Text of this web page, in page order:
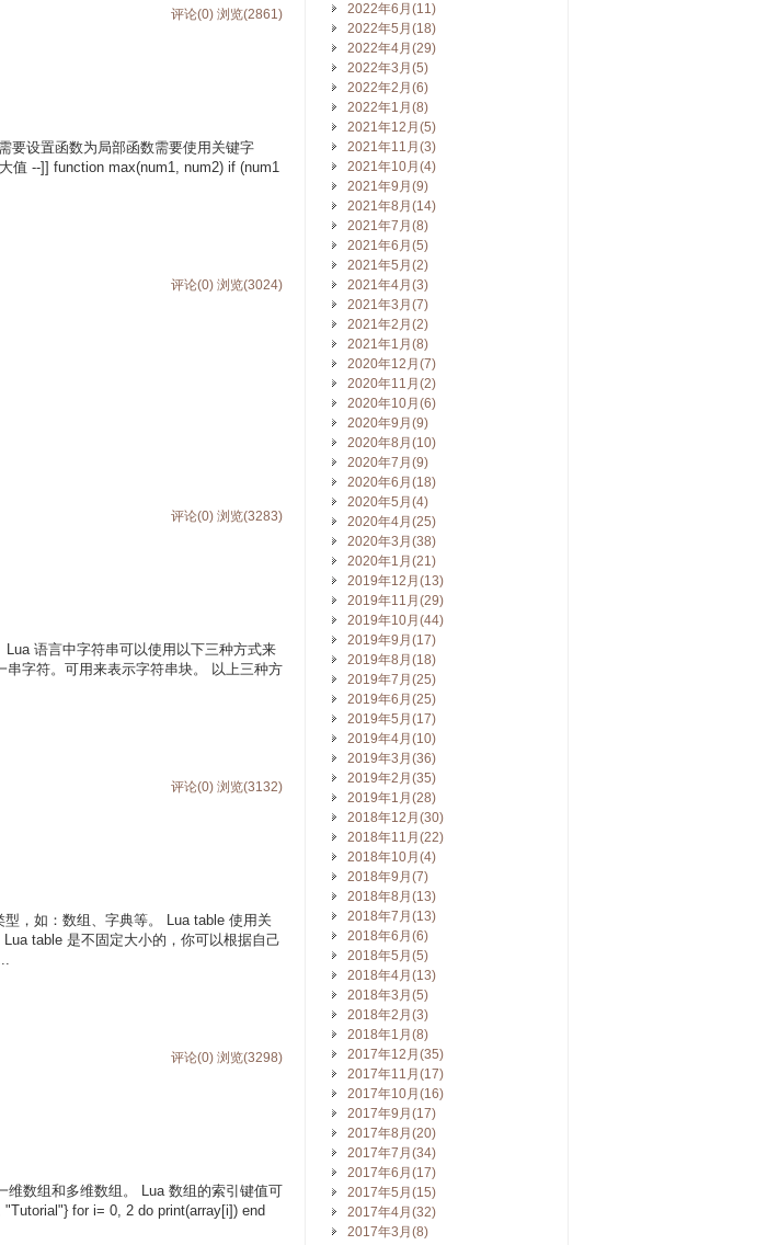
评论(0) 浏览(2861)
要设置函数为局部函数需要使用关键字
值 --]] function max(num1, num2) if (num1
评论(0) 浏览(3024)
评论(0) 浏览(3283)
语言中字符串可以使用以下三种方式来
字符。可用来表示字符串块。 以上三种方
评论(0) 浏览(3132)
，如：数组、字典等。 Lua table 使用关
table 是不固定大小的，你可以根据自己
评论(0) 浏览(3298)
维数组和多维数组。 Lua 数组的索引键值可
for i= 0, 2 do print(array[i]) end
2022年6月(11)
2022年5月(18)
2022年4月(29)
2022年3月(5)
2022年2月(6)
2022年1月(8)
2021年12月(5)
2021年11月(3)
2021年10月(4)
2021年9月(9)
2021年8月(14)
2021年7月(8)
2021年6月(5)
2021年5月(2)
2021年4月(3)
2021年3月(7)
2021年2月(2)
2021年1月(8)
2020年12月(7)
2020年11月(2)
2020年10月(6)
2020年9月(9)
2020年8月(10)
2020年7月(9)
2020年6月(18)
2020年5月(4)
2020年4月(25)
2020年3月(38)
2020年1月(21)
2019年12月(13)
2019年11月(29)
2019年10月(44)
2019年9月(17)
2019年8月(18)
2019年7月(25)
2019年6月(25)
2019年5月(17)
2019年4月(10)
2019年3月(36)
2019年2月(35)
2019年1月(28)
2018年12月(30)
2018年11月(22)
2018年10月(4)
2018年9月(7)
2018年8月(13)
2018年7月(13)
2018年6月(6)
2018年5月(5)
2018年4月(13)
2018年3月(5)
2018年2月(3)
2018年1月(8)
2017年12月(35)
2017年11月(17)
2017年10月(16)
2017年9月(17)
2017年8月(20)
2017年7月(34)
2017年6月(17)
2017年5月(15)
2017年4月(32)
2017年3月(8)